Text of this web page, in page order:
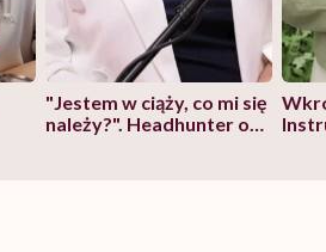
"Jestem w ciąży, co mi się
należy?". Headhunter o